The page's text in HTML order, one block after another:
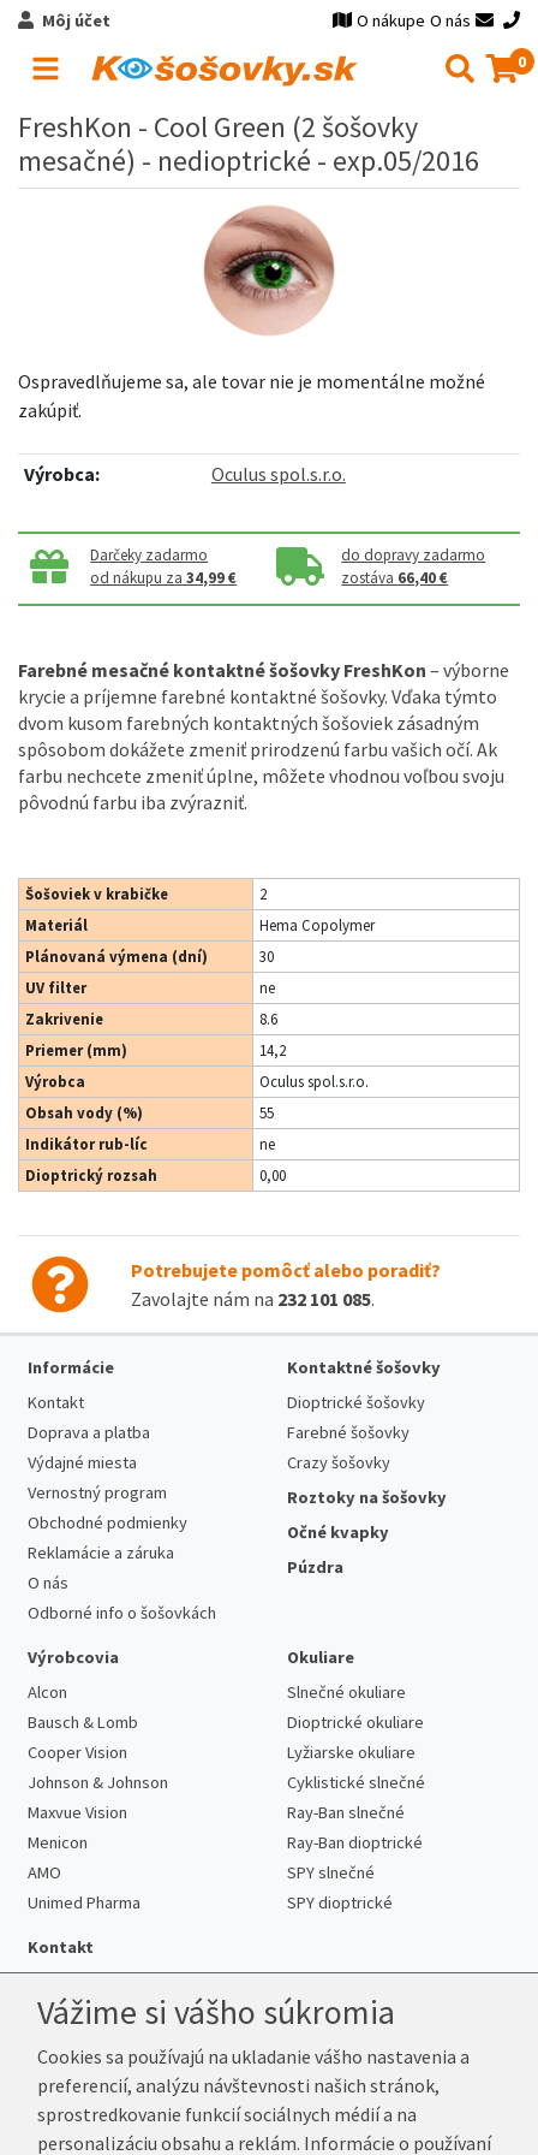
Môj účet O nákupe O nás
0
FreshKon - Cool Green (2 šošovky
mesačné) - nedioptrické - exp.05/2016
Ospravedlňujeme sa, ale tovar nie je momentálne možné
zakúpiť.
Výrobca: Oculus spol.s.r.o.
Darčeky zadarmo
od nákupu za34,99 €
do dopravy zadarmo
zostáva 66,40 €
Farebné mesačné kontaktné šošovky FreshKon – výborne
krycie a príjemne farebné kontaktné šošovky. Vďaka týmto
dvom kusom farebných kontaktných šošoviek zásadným
spôsobom dokážete zmeniť prirodzenú farbu vašich očí. Ak
farbu nechcete zmeniť úplne, môžete vhodnou voľbou svoju
pôvodnú farbu iba zvýrazniť.
Šošoviek v krabičke
2
Materiál
Hema Copolymer
Plánovaná výmena (dní)
30
UV filter
ne
Zakrivenie
8.6
Priemer (mm)
14,2
Výrobca
Oculus spol.s.r.o.
Obsah vody (%)
55
Indikátor rub-líc
ne
Dioptrický rozsah
0,00
Potrebujete pomôcť alebo poradiť?
Zavolajte nám na 232 101 085.
Informácie
Kontakt
Doprava a platba
Výdajné miesta
Vernostný program
Obchodné podmienky
Reklamácie a záruka
O nás
Odborné info o šošovkách
Kontaktné šošovky
Dioptrické šošovky
Farebné šošovky
Crazy šošovky
Roztoky na šošovky
Očné kvapky
Púzdra
Výrobcovia
Alcon
Bausch & Lomb
Cooper Vision
Johnson & Johnson
Maxvue Vision
Menicon
AMO
Unimed Pharma
Okuliare
Slnečné okuliare
Dioptrické okuliare
Lyžiarske okuliare
Cyklistické slnečné
Ray-Ban slnečné
Ray-Ban dioptrické
SPY slnečné
SPY dioptrické
Kontakt
Telefón:+421 222 205 863
E-mail:info@k-sosovky.sk
Reklamačná adresa
Vážime si vášho súkromia
Cookies sa používajú na ukladanie vášho nastavenia a
preferencií, analýzu návštevnosti našich stránok,
sprostredkovanie funkcií sociálnych médií a na
personalizáciu obsahu a reklám. Informácie o používaní